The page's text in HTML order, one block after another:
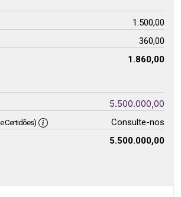
1.500,00
360,00
1.860,00
5.500.000,00
e Certidões)
Consulte-nos
5.500.000,00